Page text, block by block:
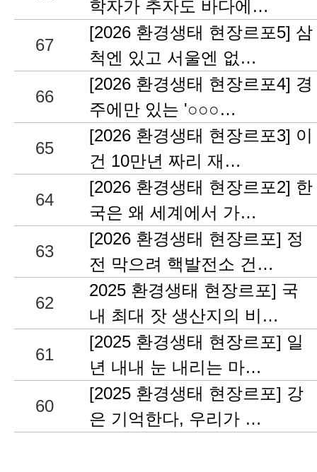
학자가 추자도 바다에…
67
[2026 환경생태 현장르포5] 삼
척엔 있고 서울엔 없…
66
[2026 환경생태 현장르포4] 경
주에만 있는 '○○○…
65
[2026 환경생태 현장르포3] 이
건 10만년 짜리 재…
64
[2026 환경생태 현장르포2] 한
국은 왜 세계에서 가…
63
[2026 환경생태 현장르포] 정
전 막으려 핵발전소 건…
62
2025 환경생태 현장르포] 국
내 최대 잣 생산지의 비…
61
[2025 환경생태 현장르포] 일
년 내내 눈 내리는 마…
60
[2025 환경생태 현장르포] 강
은 기억한다, 우리가 …